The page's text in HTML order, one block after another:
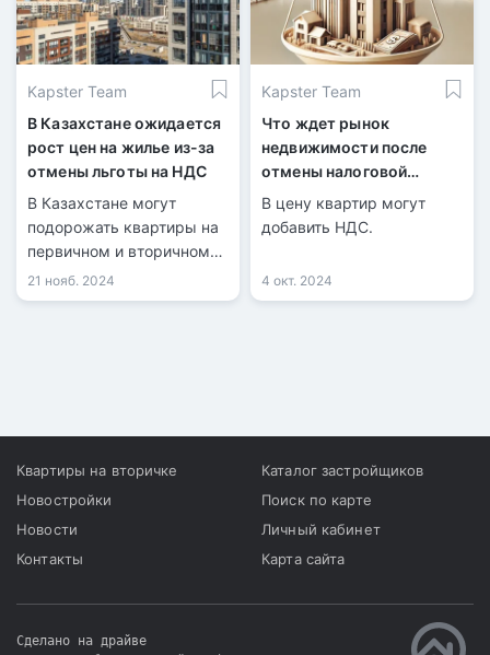
Kapster Team
В Казахстане ожидается
рост цен на жилье из-за
отмены льготы на НДС
В Казахстане могут
подорожать квартиры на
первичном и вторичном
рынках. Причина —
возможная отмена льготы
21 нояб. 2024
Kapster Team
Что ждет рынок
недвижимости после
отмены налоговой
льготы на продажу
квартир
В цену квартир могут
добавить НДС.
4 окт. 2024
Квартиры на вторичке
Новостройки
Новости
Контакты
Каталог застройщиков
Поиск по карте
Личный кабинет
Карта сайта
Сделано на драйве